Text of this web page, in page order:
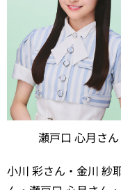
瀬戸口 心月さん
小川 彩さん・金川 紗